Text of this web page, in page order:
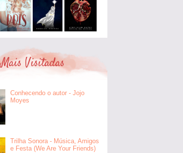
Mais Visitadas
Conhecendo o autor - Jojo
Moyes
Trilha Sonora - Música, Amigos
e Festa (We Are Your Friends)